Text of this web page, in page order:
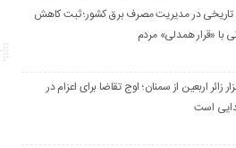
تاریخی در مدیریت مصرف برق کشور؛ ثبت کاهش
۹ هزار زائر اربعین از سمنان؛ اوج تقاضا برای اعزام در
است